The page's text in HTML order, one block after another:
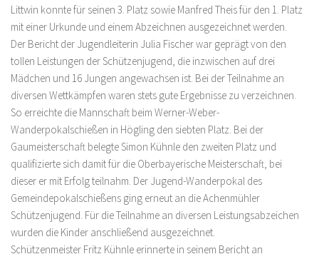
Littwin konnte für seinen 3. Platz sowie Manfred Theis für den 1. Platz
mit einer Urkunde und einem Abzeichnen ausgezeichnet werden.
Der Bericht der Jugendleiterin Julia Fischer war geprägt von den
tollen Leistungen der Schützenjugend, die inzwischen auf drei
Mädchen und 16 Jungen angewachsen ist. Bei der Teilnahme an
diversen Wettkämpfen waren stets gute Ergebnisse zu verzeichnen.
So erreichte die Mannschaft beim Werner-Weber-
Wanderpokalschießen in Högling den siebten Platz. Bei der
Gaumeisterschaft belegte Simon Kühnle den zweiten Platz und
qualifizierte sich damit für die Oberbayerische Meisterschaft, bei
dieser er mit Erfolg teilnahm. Der Jugend-Wanderpokal des
Gemeindepokalschießens ging erneut an die Achenmühler
Schützenjugend. Für die Teilnahme an diversen Leistungsabzeichen
wurden die Kinder anschließend ausgezeichnet.
Schützenmeister Fritz Kühnle erinnerte in seinem Bericht an